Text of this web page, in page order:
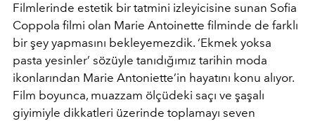
Filmlerinde estetik bir tatmini izleyicisine sunan Sofia
Coppola filmi olan Marie Antoinette filminde de farklı
bir şey yapmasını bekleyemezdik. ‘Ekmek yoksa
pasta yesinler’ sözüyle tanıdığımız tarihin moda
ikonlarından Marie Antoniette’in hayatını konu alıyor.
Film boyunca, muazzam ölçüdeki saçı ve şaşalı
giyimiyle dikkatleri üzerinde toplamayı seven